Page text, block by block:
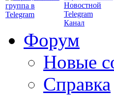
Форум
Новые
Справка